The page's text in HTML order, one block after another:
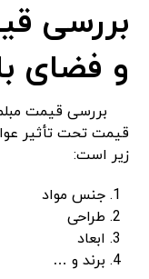
بررسی
و فضای
بررسی قیمت
قیمت تحت تأثیر
زیر است:
جنس مواد
طراحی
ابعاد
برند و …